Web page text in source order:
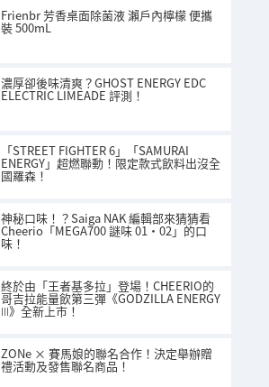
Frienbr 芳香桌面除菌液 瀨戶內檸檬 便攜
裝 500mL
濃厚卻後味清爽？GHOST ENERGY EDC
ELECTRIC LIMEADE 評測！
「STREET FIGHTER 6」「SAMURAI
ENERGY」超燃聯動！限定款式飲料出沒全
國羅森！
神秘口味！？Saiga NAK 編輯部來猜猜看
Cheerio「MEGA700 謎味 01・02」的口
味！
終於由「王者基多拉」登場！CHEERIO的
哥吉拉能量飲第三彈《GODZILLA ENERGY
Ⅲ》全新上市！
ZONe × 賽馬娘的聯名合作！決定舉辦贈
禮活動及發售聯名商品！